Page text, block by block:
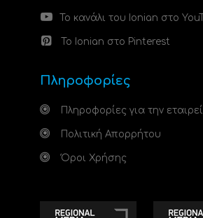
Το κανάλι του Ionian στο
Το Ionian στο Pinterest
Πληροφορίες
Πληροφορίες για την
Πολιτική Απορρήτου
Όροι Χρήσης